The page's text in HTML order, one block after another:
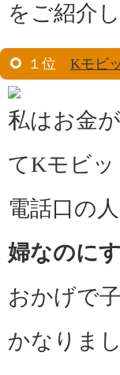
をご紹介
１位 Kモビ
私はお金
てKモビッ
電話口の
婦なのに
おかげで
かなりまし